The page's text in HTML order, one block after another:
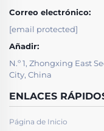
Correo electrónico:
[email protected]
Añadir:
N.º 1, Zhongxing East
City, China
ENLACES
Página de Inicio